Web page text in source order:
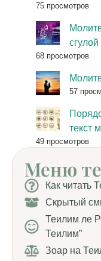
75 просмотров
68 просмотров
57
текст
49 просмотров
Меню
Как читать
Скрытый
Теилим ле
Теилим”
Зоар на